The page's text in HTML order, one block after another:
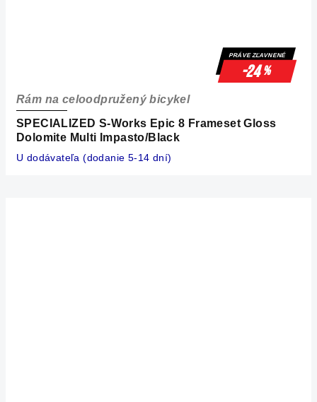
PRÁVE ZĽAVNENÉ
-24%
SPECIALIZED S-Works Epic 8 Frameset Gloss
Dolomite Multi Impasto/Black
Rám na celoodpružený bicykel
U dodávateľa (dodanie 5-14 dní)